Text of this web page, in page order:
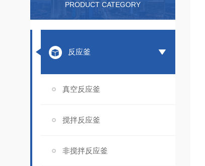
PRODUCT CATEGORY
反应釜
真空反应釜
搅拌反应釜
非搅拌反应釜